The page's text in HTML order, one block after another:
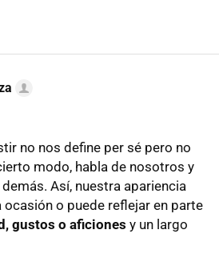
no nos define per sé pero no
modo, habla de nosotros y
Así, nuestra apariencia
ocasión o puede reflejar en parte
gustos o aficiones y un largo